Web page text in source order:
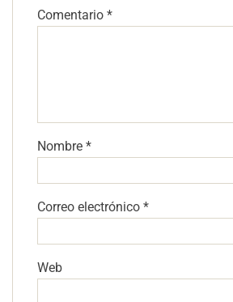
Comentario *
Nombre *
Correo electrónico *
Web